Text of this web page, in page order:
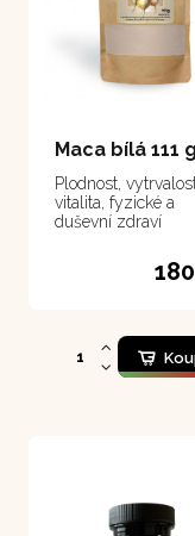
Maca bílá 111 g
Plodnost,
vitalita, fyzické a
duševní zdraví